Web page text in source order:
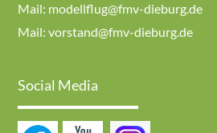
Mail: modellflug@fmv-dieburg.de
Mail: vorstand@fmv-dieburg.de
Social Media